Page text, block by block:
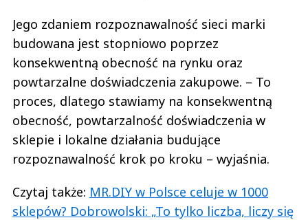
Jego zdaniem rozpoznawalność sieci marki
budowana jest stopniowo poprzez
konsekwentną obecność na rynku oraz
powtarzalne doświadczenia zakupowe. – To
proces, dlatego stawiamy na konsekwentną
obecność, powtarzalność doświadczenia w
sklepie i lokalne działania budujące
rozpoznawalność krok po kroku – wyjaśnia.
Czytaj także: MR.DIY w Polsce celuje w 1000
sklepów? Dobrowolski: „To tylko liczba, liczy się